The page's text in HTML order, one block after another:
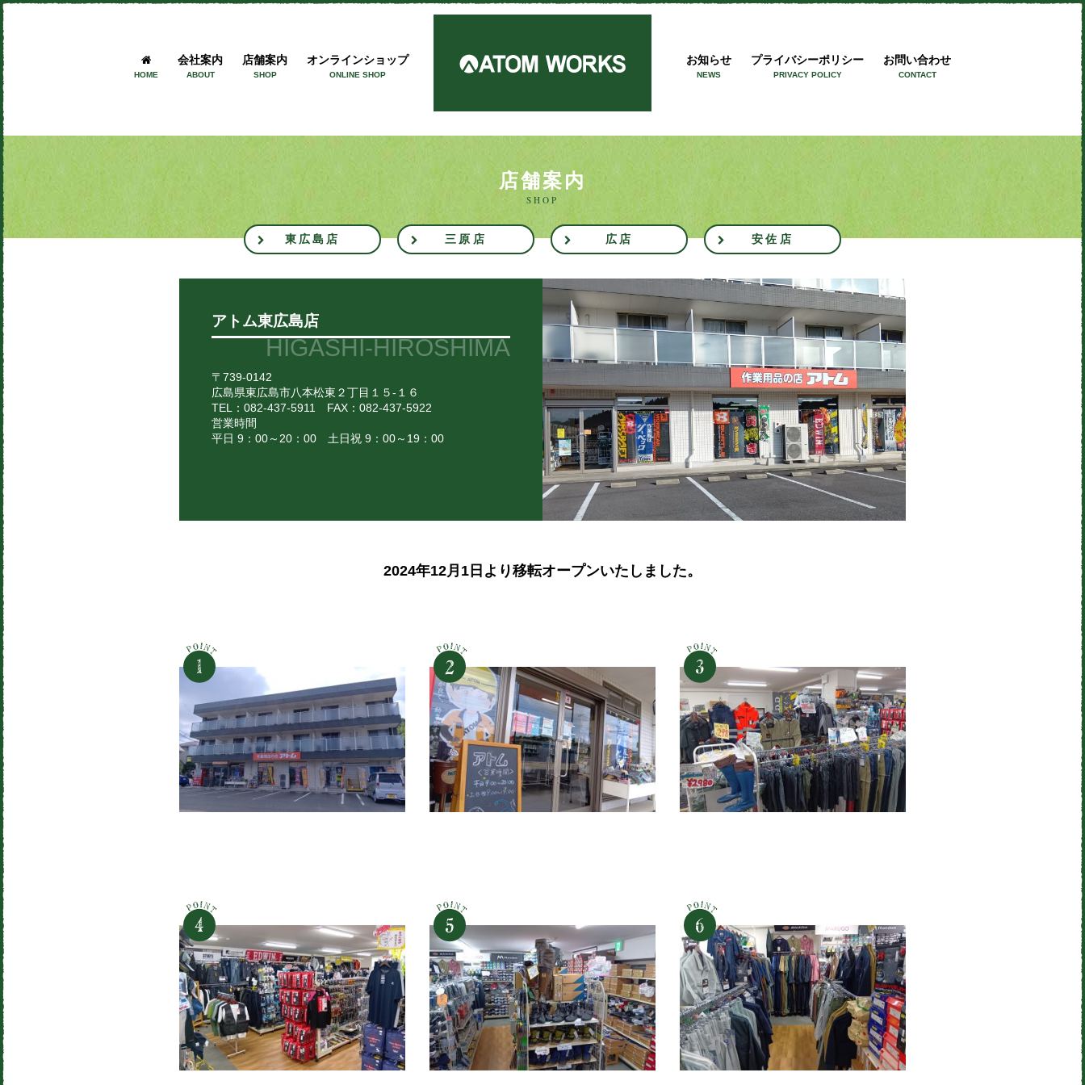
アトムワークス
HOME
会社案内
ABOUT
店舗案内
SHOP
オンラインショップ
ONLINE SHOP
お知らせ
NEWS
プライバシーポリシー
PRIVACY POLICY
お問い合わせ
CONTACT
店舗案内
SHOP
東広島店 三原店 広店 安佐店
アトム東広島店
HIGASHI-HIROSHIMA
〒739-0142
広島県東広島市八本松東２丁目１５-１６
TEL：082-437-5911 FAX：082-437-5922
営業時間
平日 9：00～20：00 土日祝 9：00～19：00
2024年12月1日より移転オープンいたしました。